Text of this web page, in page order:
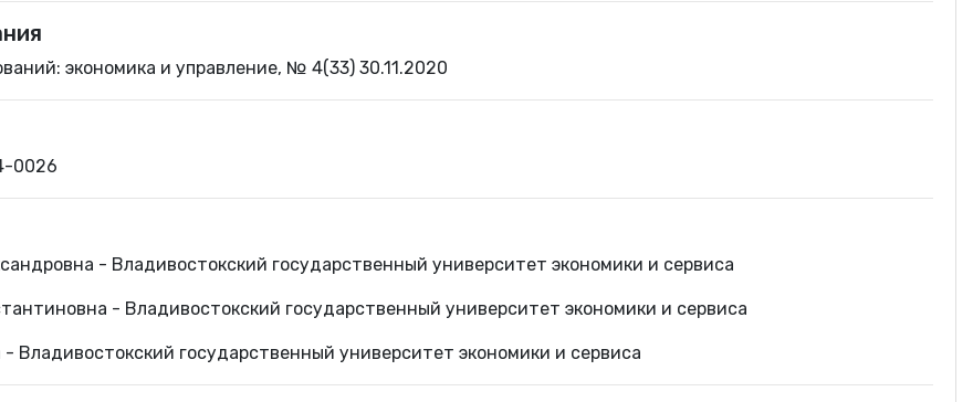
экономика и управление, № 4(33) 30.11.2020
0026
- Владивостокский государственный университет экономики и сервиса
- Владивостокский государственный университет экономики и сервиса
Владивостокский государственный университет экономики и сервиса